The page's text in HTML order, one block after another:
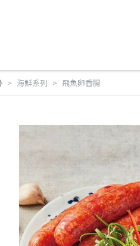
海鮮系列 飛魚卵香腸